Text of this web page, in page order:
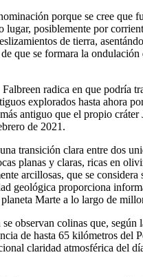
porque se cree que
lugar, posiblemente por
de tierra,
que se formara la ondulación
radica en que podría
explorados hasta ahora
antiguo que el propio cráter
de 2021.
transición clara entre dos
planas y claras, ricas en
arcillosas, que se considera
geológica proporciona
Marte a lo largo de
observan colinas que, según
de hasta 65 kilómetros del
claridad atmosférica del